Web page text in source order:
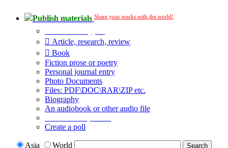
Publish materials Share your works with the world!
Article, research, review
Book
Fiction prose or poetry
Personal journal entry
Photo Documents
Files: PDF\DOC\RAR\ZIP etc.
Biography
An audiobook or other audio file
Create a poll
Asia
World